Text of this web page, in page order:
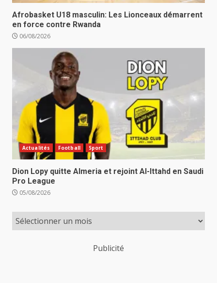
Afrobasket U18 masculin: Les Lionceaux démarrent
en force contre Rwanda
06/08/2026
Actualités Football Sport
Dion Lopy quitte Almeria et rejoint Al-Ittahd en Saudi
Pro League
05/08/2026
Publicité